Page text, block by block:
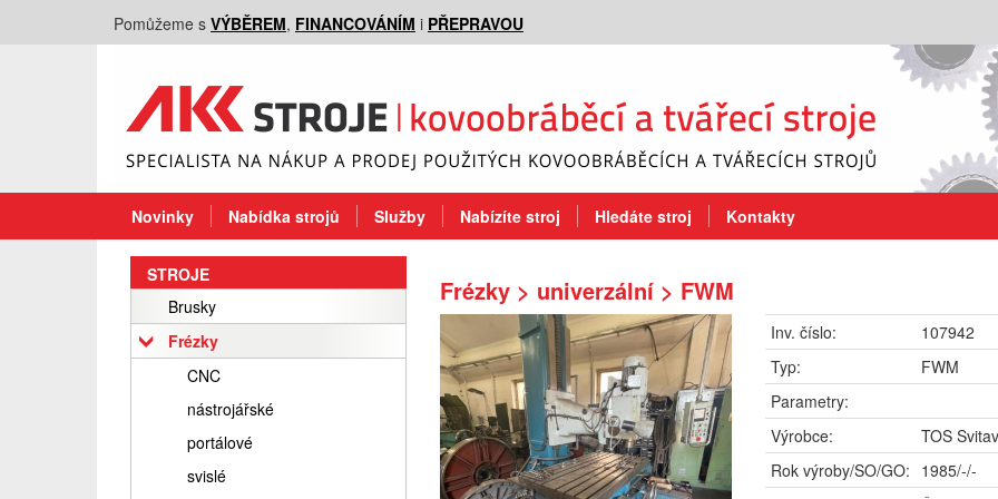
Pomůžeme s VÝBĚREM, FINANCOVÁNÍM i PŘEPRAVOU
Novinky Nabídka strojů Služby Nabízíte stroj Hledáte stroj Kontakty
STROJE
Brusky
Frézky
CNC
nástrojářské
portálové
svislé
Frézky > univerzální > FWM
Inv. číslo:
107942
Typ:
FWM
Parametry:
Výrobce:
TOS
Rok výroby/SO/GO: 1985/-/-